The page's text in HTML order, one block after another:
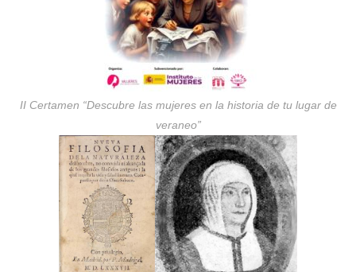
II Certamen “Descubre las mujeres en la historia de tu lugar de
veraneo”